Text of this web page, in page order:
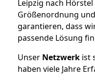
Leipzig nach
Größenordnung
garantieren, dass
passende Lösung
Unser Netzwerk ist
haben viele Jahre